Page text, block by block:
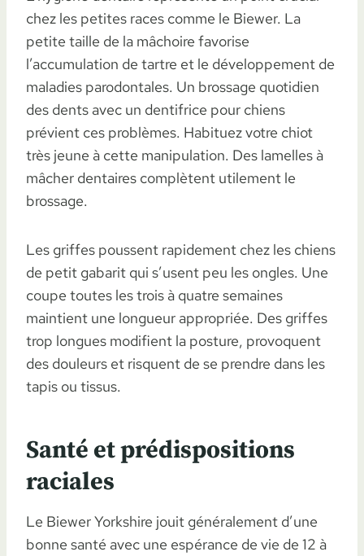
chez les petites races comme le Biewer. La
petite taille de la mâchoire favorise
l’accumulation de tartre et le développement de
maladies parodontales. Un brossage quotidien
des dents avec un dentifrice pour chiens
prévient ces problèmes. Habituez votre chiot
très jeune à cette manipulation. Des lamelles à
mâcher dentaires complètent utilement le
brossage.
Les griffes poussent rapidement chez les chiens
de petit gabarit qui s’usent peu les ongles. Une
coupe toutes les trois à quatre semaines
maintient une longueur appropriée. Des griffes
trop longues modifient la posture, provoquent
des douleurs et risquent de se prendre dans les
tapis ou tissus.
Santé et prédispositions
raciales
Le Biewer Yorkshire jouit généralement d’une
bonne santé avec une espérance de vie de 12 à